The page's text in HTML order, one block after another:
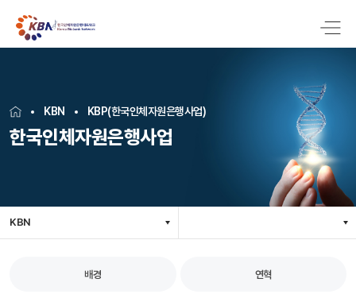
KBN KBP(한국인체자원은행사업)
한국인체자원은행사업
KBN
배경 연혁